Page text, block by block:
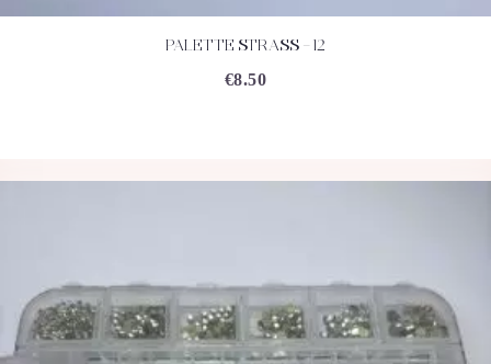
PALETTE STRASS – 12
€8.50